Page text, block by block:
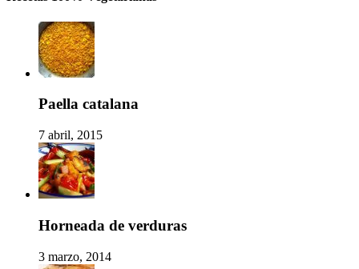
Paella catalana
7 abril, 2015
Horneada de verduras
3 marzo, 2014